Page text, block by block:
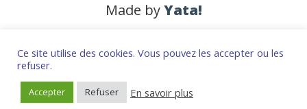
Made byYata!
Ce site utilise des cookies. Vous pouvez les accepter ou les
refuser.
Accepter Refuser En savoir plus